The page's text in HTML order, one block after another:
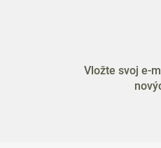
Vložte svoj e-